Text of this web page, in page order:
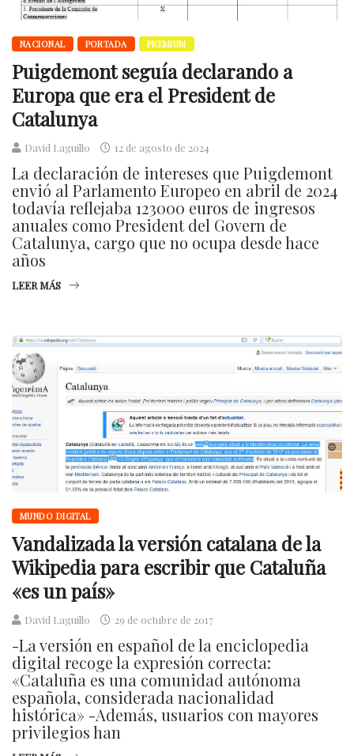
NACIONAL PORTADA PREMIUM
Puigdemont seguía declarando a
Europa que era el President de
Catalunya
David Laguillo 12 de agosto de 2024
La declaración de intereses que Puigdemont
envió al Parlamento Europeo en abril de 2024
todavía reflejaba 123000 euros de ingresos
anuales como President del Govern de
Catalunya, cargo que no ocupa desde hace
años
LEER MÁS
MUNDO DIGITAL
Vandalizada la versión catalana de la
Wikipedia para escribir que Cataluña
«es un país»
David Laguillo 29 de octubre de 2017
-La versión en español de la enciclopedia
digital recoge la expresión correcta:
«Cataluña es una comunidad autónoma
española, considerada nacionalidad
histórica» -Además, usuarios con mayores
privilegios han